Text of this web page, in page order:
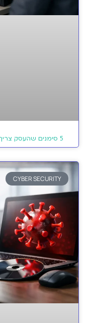
5 סימנים שהעסק צריך MSP ולא עוד תיקון נקודתי
CYBER SECURITY